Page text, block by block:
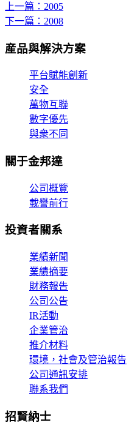
文
章
導
上一篇：2005
下一篇：2008
産品與解決方案
平台賦能創新
安全
萬物互聯
數字優先
與衆不同
關于金邦達
公司概覽
載譽前行
投資者關系
業績新聞
業績摘要
財務報告
公司公告
IR活動
企業管治
推介材料
環境，社會及管治報告
公司通訊安排
聯系我們
招賢納士